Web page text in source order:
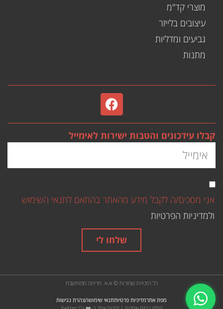
מוצרי קד"מ
עיצובים בלייזר
גביעים ומדליות
מתנות
קבלו עידכונים והטבות ישירות לאימייל
אני מסכים/ה לקבל מידע מהאתר בהתאם לתנאי השימוש
ולמדיניות הפרטיות
שלחו לי
כל הזכויות שמורות © א.א. חריתה ממוחשבת
מפת אתרמדיניות פרטיותתנאי שימושהצהרת נגישות